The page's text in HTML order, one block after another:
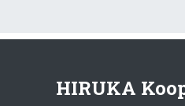
HIRUKA